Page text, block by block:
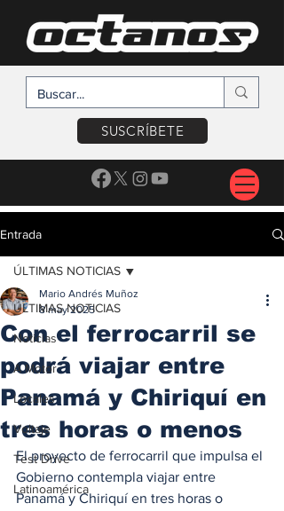
SUSCRÍBETE
Entrada
ÚLTIMAS NOTICIAS
Noticias
A Motor
Locales
Voltaje
Test Drive
Latinoamérica
ÚLTIMAS NOTICIAS
Con el ferrocarril se
podrá viajar entre
Panamá y Chiriquí en
tres horas o menos
Mario Andrés Muñoz
8 may 2025
El proyecto de ferrocarril que impulsa el
Gobierno contempla viajar entre
Panamá y Chiriquí en tres horas o